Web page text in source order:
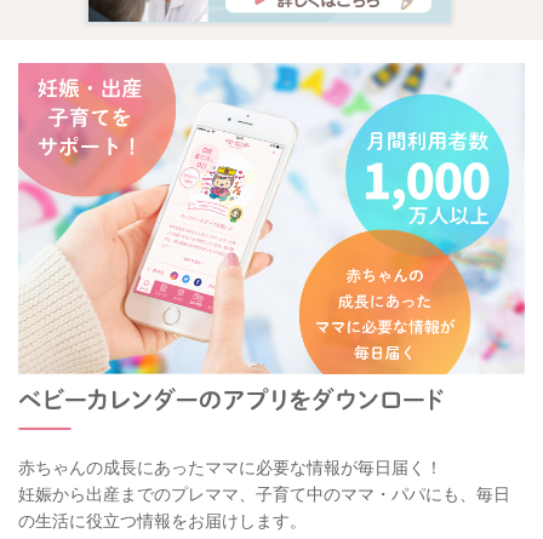
赤ちゃんの成長にあったママに必要な情報が毎日届く！
妊娠から出産までのプレママ、子育て中のママ・パパにも、毎日
の生活に役立つ情報をお届けします。